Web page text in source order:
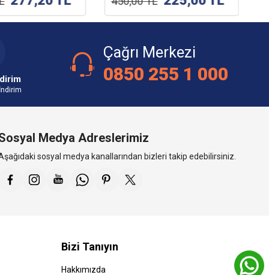
Çağrı Merkezi
0850 255 1 000
Medya Adreslerimiz
sosyal medya kanallarından bizleri takip edebilirsiniz.
Bizi Tanıyın
Hakkımızda